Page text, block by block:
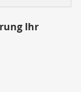
Ihr